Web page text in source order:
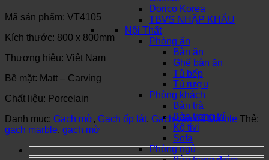
Dorico Korea
TBVS NHẬP KHẨU
Nội Thất
Phòng ăn
Bàn ăn
Ghế bàn ăn
Tủ bếp
Tủ rượu
Phòng khách
Bàn trà
Bàn trang trí
Kệ tivi
Sofa
Phòng ngủ
Mã sản phẩm: VT4105
Kích thước: 800 x 800mm
Thương hiệu: Việt Nam
Bề mặt: Matt – Carving
Chất liệu: Porcelain
Danh mục: Gạch mờ, Gạch ốp lát, Gạch vân đá Marble Thẻ:
gạch marble, gạch mờ